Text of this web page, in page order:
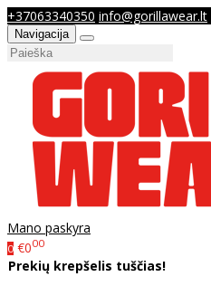
+37063340350 info@gorillawear.lt
Navigacija
Mano paskyra
0 €000
Prekių krepšelis tuščias!